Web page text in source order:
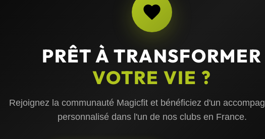
PRÊT À TRANSFORMER
VOTRE VIE ?
Rejoignez la communauté Magicfit et bénéficiez d'un
personnalisé dans l'un de nos clubs en France.